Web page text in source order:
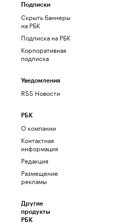
Подписки
Скрыть баннеры
на РБК
Подписка на РБК
Корпоративная
подписка
Уведомления
RSS Новости
РБК
О компании
Контактная
информация
Редакция
Размещение
рекламы
Другие
продукты
РБК